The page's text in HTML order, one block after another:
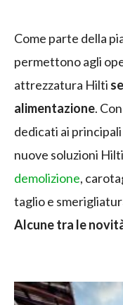
Come parte della
permettono agli
attrezzatura Hilti
alimentazione.
dedicati ai principali
nuove soluzioni
demolizione,
taglio e
Alcune tra le